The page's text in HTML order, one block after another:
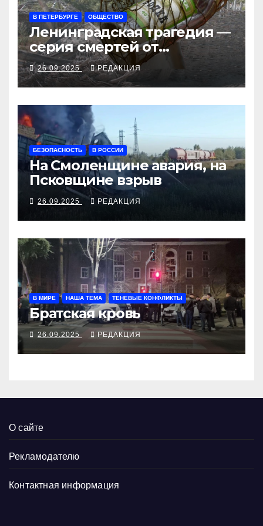
В ПЕТЕРБУРГЕ ОБЩЕСТВО
Ленинградская трагедия —
серия смертей от
алкосуррогата
26.09.2025 РЕДАКЦИЯ
БЕЗОПАСНОСТЬ В РОССИИ
На Смоленщине авария, на
Псковщине взрыв
26.09.2025 РЕДАКЦИЯ
В МИРЕ НАША ТЕМА ТЕНЕВЫЕ КОНФЛИКТЫ
Братская кровь
26.09.2025 РЕДАКЦИЯ
О сайте
Рекламодателю
Контактная информация